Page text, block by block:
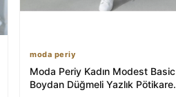
moda periy
Moda Periy Kadın Modest Basic
Boydan Düğmeli Yazlık Pötikare